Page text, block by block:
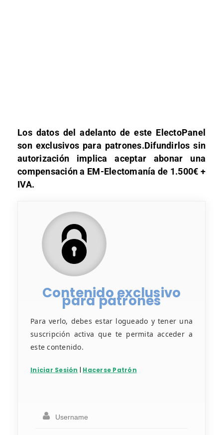
Los datos del adelanto de este ElectoPanel
son exclusivos para patrones.Difundirlos sin
autorización implica aceptar abonar una
compensación a EM-Electomanía de 1.500€ +
IVA.
Contenido exclusivo
para patrones
Para verlo, debes estar logueado y tener una
suscripción activa que te permita acceder a
este contenido.
Iniciar Sesión | Hacerse Patrón